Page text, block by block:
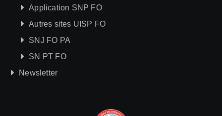
Application SNP FO
Autres sites UISP FO
SNJ FO PA
SN PT FO
Newsletter